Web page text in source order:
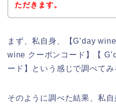
ただきます。
まず、私自身、【G’day
wine クーポンコード】【
ード】という感じで調べてみ
そのように調べた結果、私